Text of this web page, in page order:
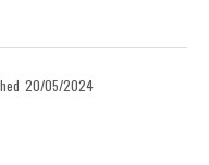
20/05/2024